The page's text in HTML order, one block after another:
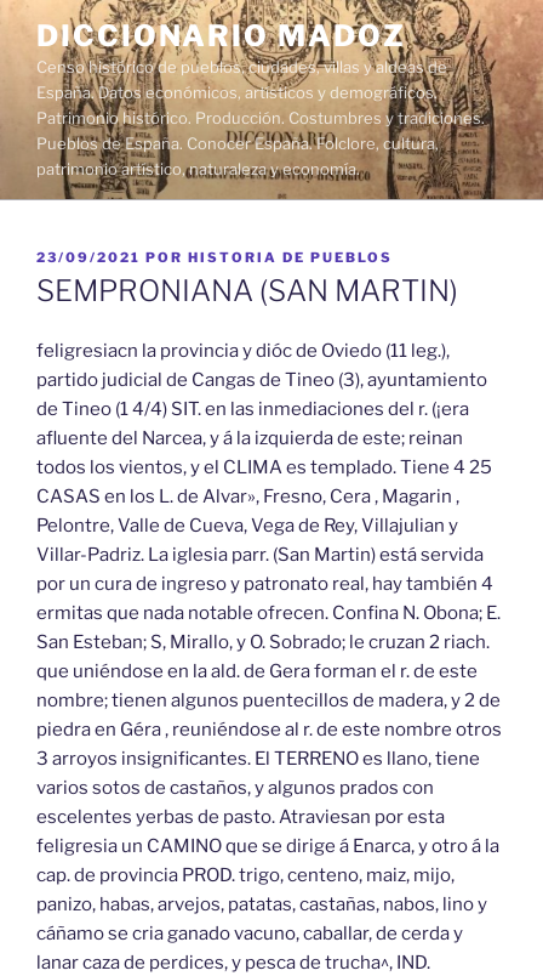
contenido
DICCIONARIO MADOZ
Censo histórico de pueblos, ciudades, villas y aldeas de
España. Datos económicos, artísticos y demográficos.
Patrimonio histórico. Producción. Costumbres y tradiciones.
Pueblos de España. Conocer España. Folclore, cultura,
patrimonio artístico, naturaleza y economía.
PUBLICADO
EL
23/09/2021 POR HISTORIA DE PUEBLOS
SEMPRONIANA (SAN MARTIN)
feligresiacn la provincia y dióc de Oviedo (11 leg.),
partido judicial de Cangas de Tineo (3), ayuntamiento
de Tineo (1 4/4) SIT. en las inmediaciones del r. (¡era
afluente del Narcea, y á la izquierda de este; reinan
todos los vientos, y el CLIMA es templado. Tiene 4 25
CASAS en los L. de Alvar», Fresno, Cera , Magarin ,
Pelontre, Valle de Cueva, Vega de Rey, Villajulian y
Villar-Padriz. La iglesia parr. (San Martin) está servida
por un cura de ingreso y patronato real, hay también 4
ermitas que nada notable ofrecen. Confina N. Obona; E.
San Esteban; S, Mirallo, y O. Sobrado; le cruzan 2 riach.
que uniéndose en la ald. de Gera forman el r. de este
nombre; tienen algunos puentecillos de madera, y 2 de
piedra en Géra , reuniéndose al r. de este nombre otros
3 arroyos insignificantes. El TERRENO es llano, tiene
varios sotos de castaños, y algunos prados con
escelentes yerbas de pasto. Atraviesan por esta
feligresia un CAMINO que se dirige á Enarca, y otro á la
cap. de provincia PROD. trigo, centeno, maiz, mijo,
panizo, habas, arvejos, patatas, castañas, nabos, lino y
cáñamo se cria ganado vacuno, caballar, de cerda y
lanar caza de perdices, y pesca de trucha^, IND.